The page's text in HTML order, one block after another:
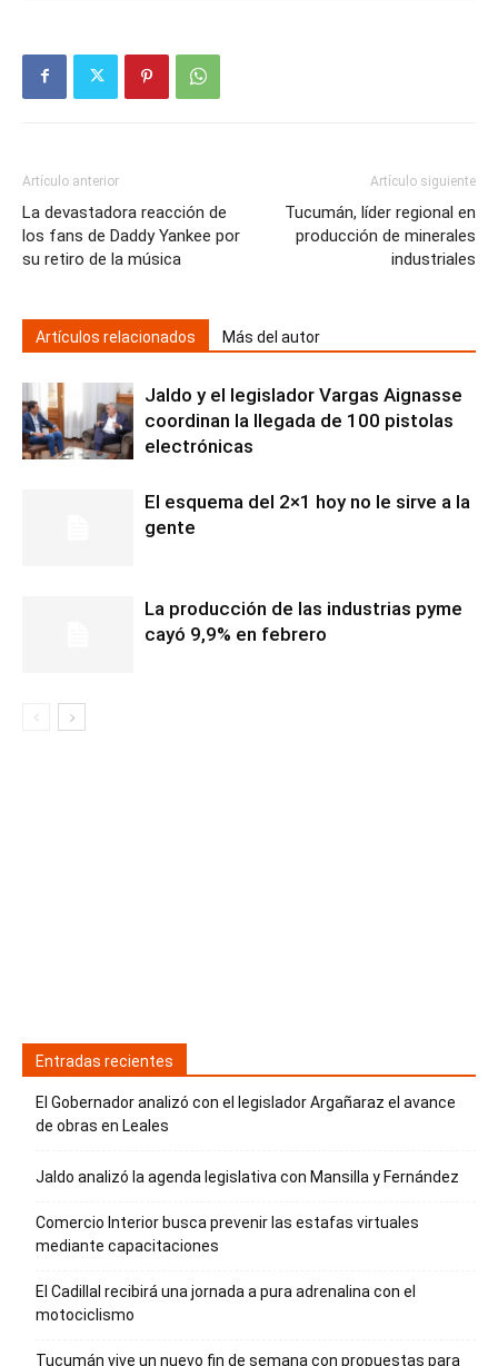
Artículo anterior
La devastadora reacción de
los fans de Daddy Yankee por
su retiro de la música
Artículo siguiente
Tucumán, líder regional en
producción de minerales
industriales
Artículos relacionados Más del autor
Jaldo y el legislador Vargas Aignasse
coordinan la llegada de 100 pistolas
electrónicas
El esquema del 2×1 hoy no le sirve a la
gente
La producción de las industrias pyme
cayó 9,9% en febrero
Entradas recientes
El Gobernador analizó con el legislador Argañaraz el avance
de obras en Leales
Jaldo analizó la agenda legislativa con Mansilla y Fernández
Comercio Interior busca prevenir las estafas virtuales
mediante capacitaciones
El Cadillal recibirá una jornada a pura adrenalina con el
motociclismo
Tucumán vive un nuevo fin de semana con propuestas para